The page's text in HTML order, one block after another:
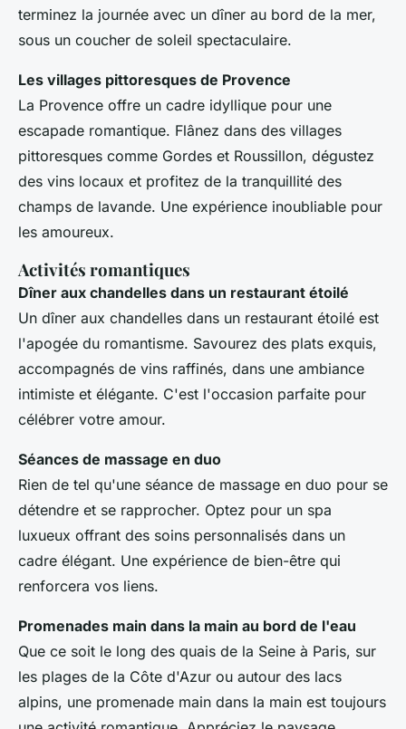
terminez la journée avec un dîner au bord de la mer,
sous un coucher de soleil spectaculaire.
Les villages pittoresques de Provence
La Provence offre un cadre idyllique pour une
escapade romantique. Flânez dans des villages
pittoresques comme Gordes et Roussillon, dégustez
des vins locaux et profitez de la tranquillité des
champs de lavande. Une expérience inoubliable pour
les amoureux.
Activités romantiques
Dîner aux chandelles dans un restaurant étoilé
Un dîner aux chandelles dans un restaurant étoilé est
l'apogée du romantisme. Savourez des plats exquis,
accompagnés de vins raffinés, dans une ambiance
intimiste et élégante. C'est l'occasion parfaite pour
célébrer votre amour.
Séances de massage en duo
Rien de tel qu'une séance de massage en duo pour se
détendre et se rapprocher. Optez pour un spa
luxueux offrant des soins personnalisés dans un
cadre élégant. Une expérience de bien-être qui
renforcera vos liens.
Promenades main dans la main au bord de l'eau
Que ce soit le long des quais de la Seine à Paris, sur
les plages de la Côte d'Azur ou autour des lacs
alpins, une promenade main dans la main est toujours